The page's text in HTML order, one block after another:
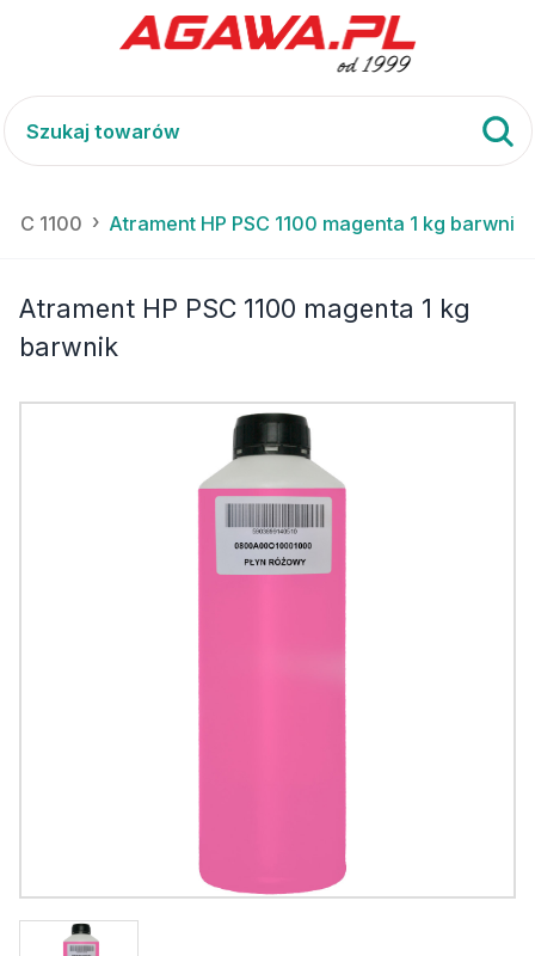
1100 Atrament HP PSC 1100 magenta 1 kg barwnik
Atrament HP PSC 1100 magenta 1 kg
barwnik